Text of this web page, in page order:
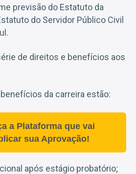
previsão do Estatuto da
do Servidor Público Civil
de direitos e benefícios aos
da carreira estão:
a Plataforma que vai
sua Aprovação!
após estágio probatório;